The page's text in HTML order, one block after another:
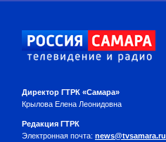
Директор ГТРК «Самара»
Крылова Елена Леонидовна
Редакция ГТРК
Электронная почта: news@tvsamara.ru